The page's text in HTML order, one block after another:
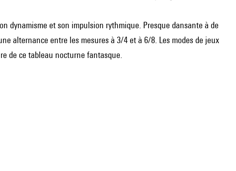
dynamisme et son impulsion rythmique. Presque dansante à de
alternance entre les mesures à 3/4 et à 6/8. Les modes de jeux
de ce tableau nocturne fantasque.